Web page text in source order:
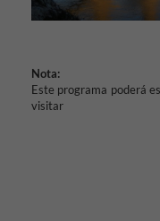
Nota:
Este programa poderá
visitar